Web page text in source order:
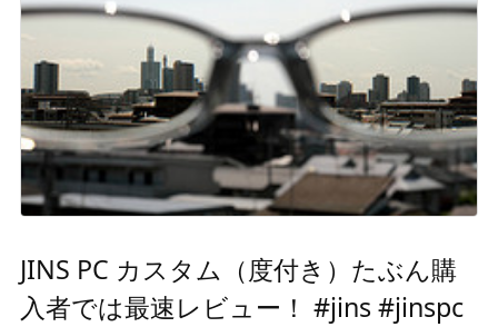
JINS PC カスタム（度付き）たぶん購
入者では最速レビュー！ #jins #jinspc